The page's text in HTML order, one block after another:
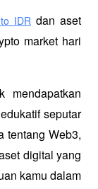
IDR dan aset
market hari
mendapatkan
seputar
tentang Web3,
digital yang
kamu dalam